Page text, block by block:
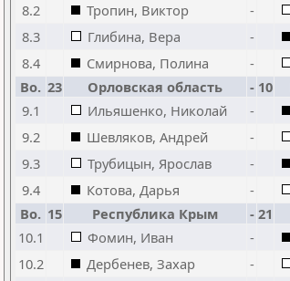
8.2
Тропин, Виктор -
8.3
Глибина, Вера -
8.4
Смирнова, Полина -
Bo. 23 Орловская область - 10
9.1
Ильяшенко, Николай -
9.2
Шевляков, Андрей -
9.3
Трубицын, Ярослав -
9.4
Котова, Дарья -
Bo. 15 Республика Крым - 21
10.1
Фомин, Иван -
10.2
Дербенев, Захар -